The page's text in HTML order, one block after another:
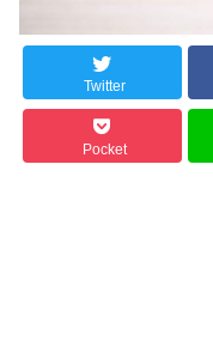
Twitter
Pocket